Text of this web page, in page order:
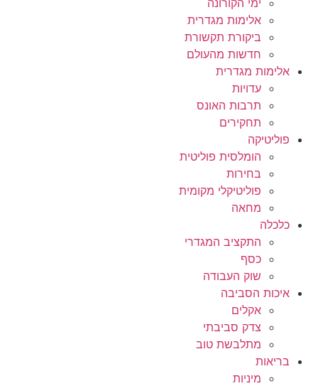
אלימות מגדרית
ביקורת תקשורת
חדשות מהעולם
אלימות מגדרית
עדויות
תרבות האונס
תחקירים
פוליטיקה
הומלסית פוליטית
בחירות
פוליטיקלי מקומית
מחאה
כלכלה
התקציב המגדרי
כסף
שוק העבודה
איכות הסביבה
אקלים
צדק סביבתי
מתלבשת טוב
בריאות
מיניות